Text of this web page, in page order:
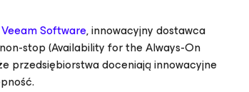
Veeam Software, innowacyjny dostawca
stop (Availability for the Always-On
przedsiębiorstwa doceniają innowacyjne